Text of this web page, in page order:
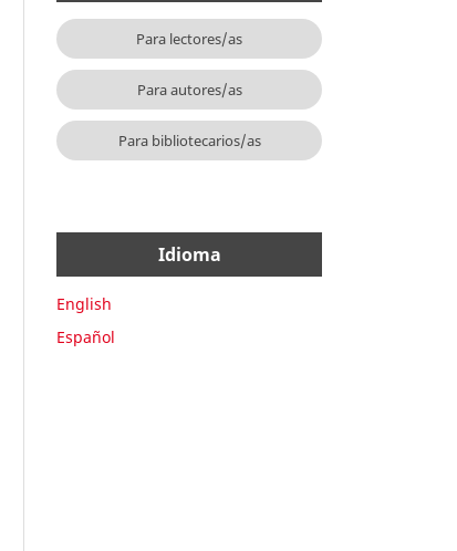
Para lectores/as
Para autores/as
Para bibliotecarios/as
Idioma
English
Español